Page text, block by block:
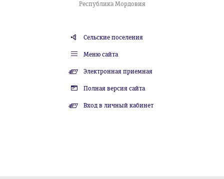
Республика Мордовия
Сельские поселения
Меню сайта
Электронная приемная
Полная версия сайта
Вход в личный кабинет